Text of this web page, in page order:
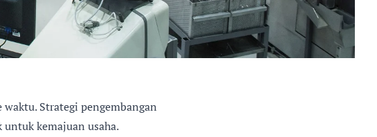
Strategi pengembangan
kemajuan usaha.